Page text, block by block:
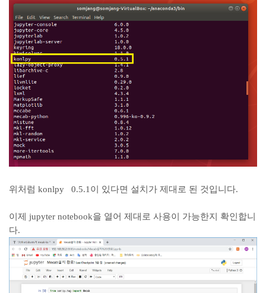
위처럼 konlpy 0.5.1이 있다면 설치가 제대로 된 것입니다.
이제 jupyter notebook을 열어 제대로 사용이 가능한지 확인합니
다.